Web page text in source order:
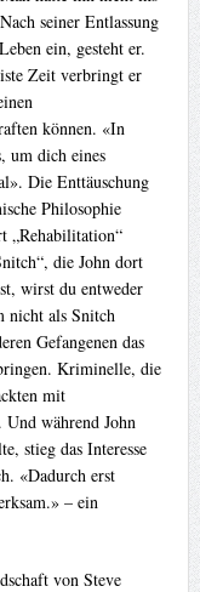
seiner Entlassung
ein, gesteht er.
Zeit verbringt er
können. «In
um dich eines
Die Enttäuschung
Philosophie
„Rehabilitation“
die John dort
wirst du entweder
nicht als Snitch
Gefangenen das
Kriminelle, die
mit
Und während John
stieg das Interesse
«Dadurch erst
– ein
von Steve